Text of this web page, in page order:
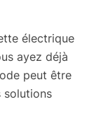
électrique
ayez déjà
peut être
solutions